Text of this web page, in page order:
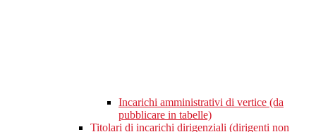
Incarichi amministrativi di vertice (da
pubblicare in tabelle)
Titolari di incarichi dirigenziali (dirigenti non